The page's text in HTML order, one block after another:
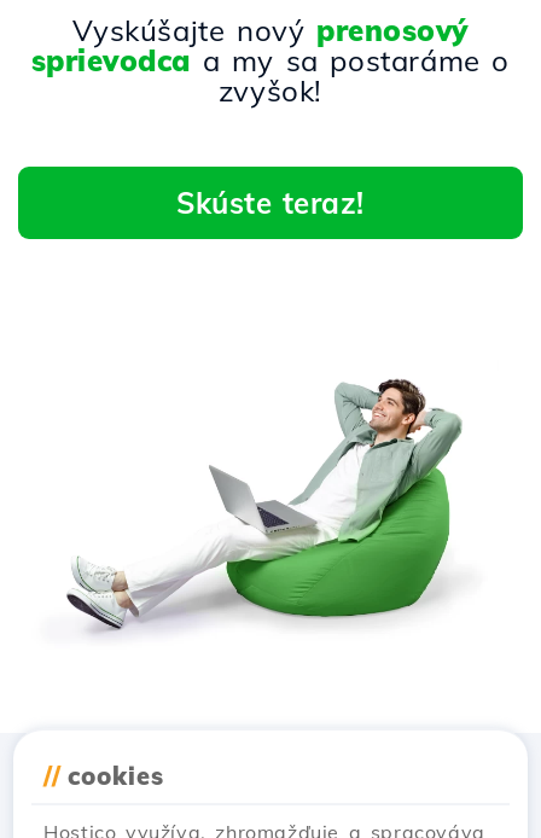
Vyskúšajte nový prenosový
sprievodca a my sa postaráme o
zvyšok!
Skúste teraz!
// cookies
Hostico využíva, zhromažďuje a spracováva
Stiahnuť aplikáciu